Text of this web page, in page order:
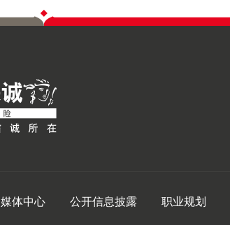
媒体中心 公开信息披露 职业规划